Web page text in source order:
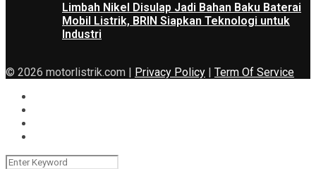
Limbah Nikel Disulap Jadi Bahan Baku Baterai
Mobil Listrik, BRIN Siapkan Teknologi untuk
Industri
© 2026 motorlistrik.com | Privacy Policy Term Of Service